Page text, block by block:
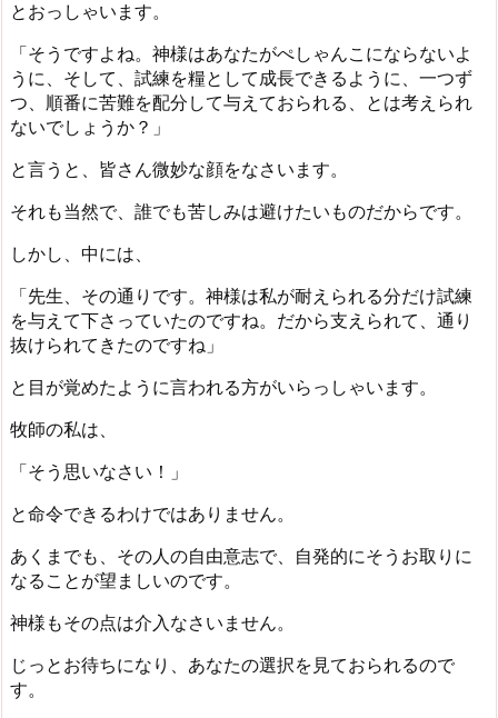
とおっしゃいます。
「そうですよね。神様はあなたがぺしゃんこにならないよ
うに、そして、試練を糧として成長できるように、一つず
つ、順番に苦難を配分して与えておられる、とは考えられ
ないでしょうか？」
と言うと、皆さん微妙な顔をなさいます。
それも当然で、誰でも苦しみは避けたいものだからです。
しかし、中には、
「先生、その通りです。神様は私が耐えられる分だけ試練
を与えて下さっていたのですね。だから支えられて、通り
抜けられてきたのですね」
と目が覚めたように言われる方がいらっしゃいます。
牧師の私は、
「そう思いなさい！」
と命令できるわけではありません。
あくまでも、その人の自由意志で、自発的にそうお取りに
なることが望ましいのです。
神様もその点は介入なさいません。
じっとお待ちになり、あなたの選択を見ておられるので
す。